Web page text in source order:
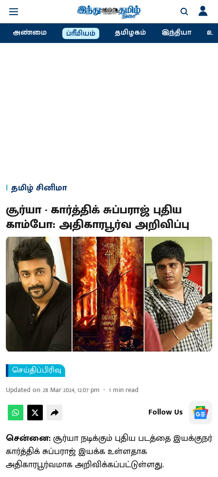
அண்மை ப்ரீமியம் தமிழகம் இந்தியா
தமிழ் சினிமா
சூர்யா - கார்த்திக் சுப்பராஜ் புதிய
காம்போ: அதிகாரபூர்வ அறிவிப்பு
செய்திப்பிரிவு
Updated on:28 Mar 2024, 12:07 pm 1 min read
Follow Us
சென்னை:சூர்யா நடிக்கும் புதிய படத்தை இயக்குநர்
கார்த்திக் சுப்பராஜ் இயக்க உள்ளதாக
அதிகாரபூர்வமாக அறிவிக்கப்பட்டுள்ளது.